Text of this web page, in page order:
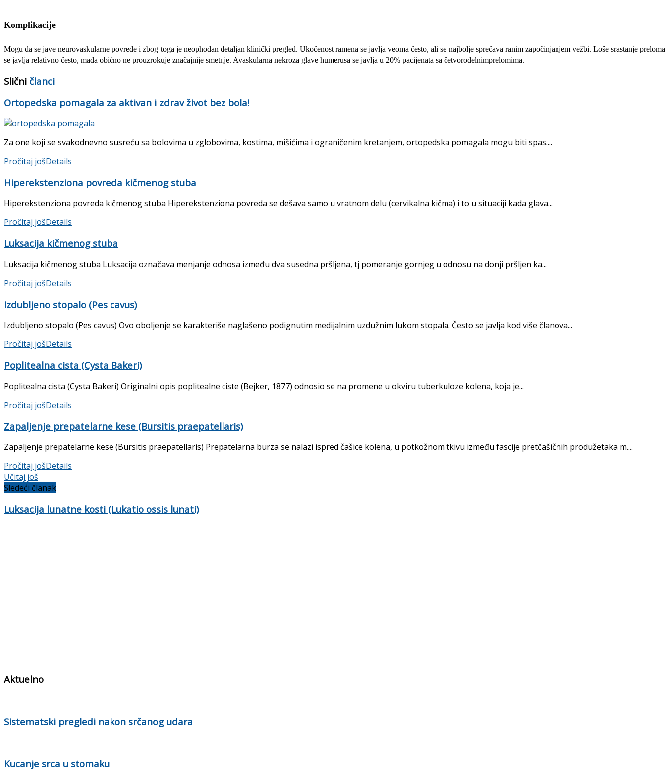
Komplikacije
Mogu da se jave neurovaskularne povrede i zbog toga je neophodan detaljan klinički pregled. Ukočenost ramena se javlja veoma često, ali se najbolje sprečava ranim započinjanjem vežbi. Loše srastanje preloma
se javlja relativno često, mada obično ne prouzrokuje značajnije smetnje. Avaskularna nekroza glave humerusa se javlja u 20% pacijenata sa četvorodelnimprelomima.
Slični članci
Ortopedska pomagala za aktivan i zdrav život bez bola!
Za one koji se svakodnevno susreću sa bolovima u zglobovima, kostima, mišićima i ograničenim kretanjem, ortopedska pomagala mogu biti spas....
Pročitaj jošDetails
Hiperekstenziona povreda kičmenog stuba
Hiperekstenziona povreda kičmenog stuba Hiperekstenziona povreda se dešava samo u vratnom delu (cervikalna kičma) i to u situaciji kada glava...
Pročitaj jošDetails
Luksacija kičmenog stuba
Luksacija kičmenog stuba Luksacija označava menjanje odnosa između dva susedna pršljena, tj pomeranje gornjeg u odno­su na donji pršljen ka...
Pročitaj jošDetails
Izdubljeno stopalo (Pes cavus)
Izdubljeno stopalo (Pes cavus) Ovo oboljenje se karakteriše naglašeno podignutim medijalnim uzdužnim lukom stopala. Često se javlja kod više članova...
Pročitaj jošDetails
Poplitealna cista (Cysta Bakeri)
Poplitealna cista (Cysta Bakeri) Originalni opis poplitealne ciste (Bejker, 1877) odnosio se na promene u okviru tuberkuloze kolena, koja je...
Pročitaj jošDetails
Zapaljenje prepatelarne kese (Bursitis praepatellaris)
Zapaljenje prepatelarne kese (Bursitis praepatellaris) Prepatelarna burza se nalazi ispred čašice kolena, u potkožnom tkivu između fascije pretčašičnih produžetaka m....
Pročitaj jošDetails
Učitaj još
Sledeći članak
Luksacija lunatne kosti (Lukatio ossis lunati)
Aktuelno
Sistematski pregledi nakon srčanog udara
Kucanje srca u stomaku